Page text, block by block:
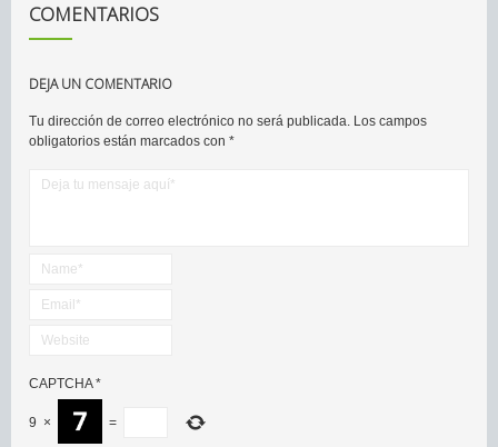
COMENTARIOS
DEJA UN COMENTARIO
Tu dirección de correo electrónico no será publicada. Los campos
obligatorios están marcados con *
CAPTCHA*
9 × =